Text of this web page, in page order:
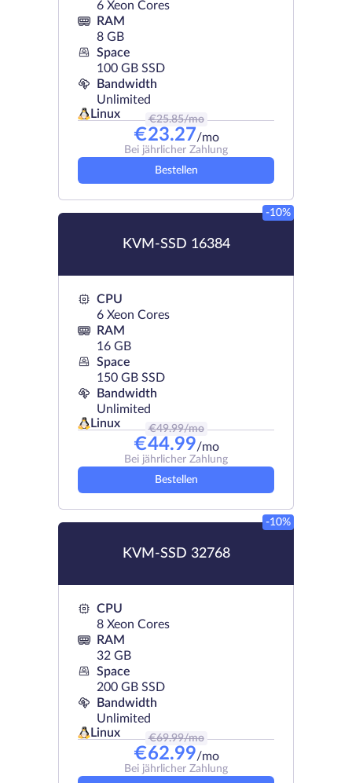
6 Xeon Cores
RAM
8 GB
Space
100 GB SSD
Bandwidth
Unlimited
Linux
€25.85/mo
€23.27/mo
Bei jährlicher Zahlung
Bestellen
KVM-SSD 16384
-10%
CPU
6 Xeon Cores
RAM
16 GB
Space
150 GB SSD
Bandwidth
Unlimited
Linux
€49.99/mo
€44.99/mo
Bei jährlicher Zahlung
Bestellen
KVM-SSD 32768
-10%
CPU
8 Xeon Cores
RAM
32 GB
Space
200 GB SSD
Bandwidth
Unlimited
Linux
€69.99/mo
€62.99/mo
Bei jährlicher Zahlung